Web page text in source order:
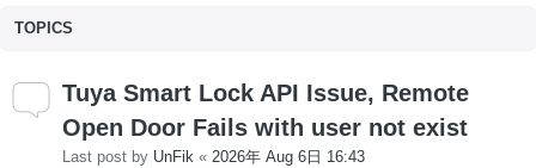
TOPICS
Tuya Smart Lock API Issue, Remote
Open Door Fails with user not exist
Last post by UnFik « 2026年 Aug 6日 16:43